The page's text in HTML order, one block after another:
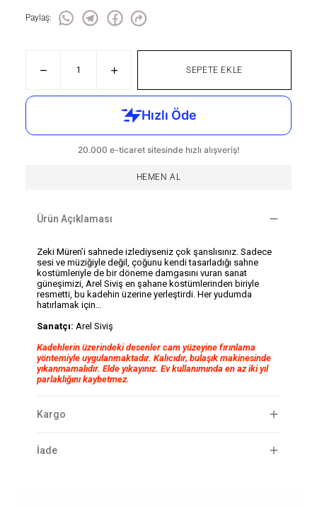
Paylaş:
SEPETE EKLE
HEMEN AL
Ürün Açıklaması
Zeki Müren’i sahnede izlediyseniz çok şanslısınız. Sadece
sesi ve müziğiyle değil, çoğunu kendi tasarladığı sahne
kostümleriyle de bir döneme damgasını vuran sanat
güneşimizi, Arel Siviş en şahane kostümlerinden biriyle
resmetti, bu kadehin üzerine yerleştirdi. Her yudumda
hatırlamak için…
Sanatçı: Arel Siviş
Kadehlerin üzerindeki desenler cam yüzeyine fırınlama
yöntemiyle uygulanmaktadır. Kalıcıdır, bulaşık makinesinde
yıkanmamalıdır. Elde yıkayınız. Ev kullanımında en az iki yıl
parlaklığını kaybetmez.
Kargo
İade